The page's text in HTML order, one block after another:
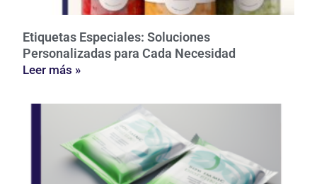
Etiquetas Especiales: Soluciones
Personalizadas para Cada Necesidad
Leer más »